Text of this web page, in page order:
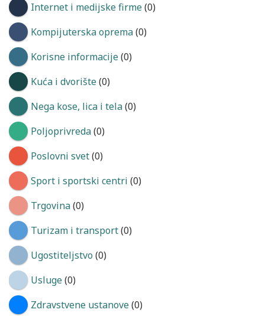
Internet i medijske firme(0)
Kompijuterska oprema(0)
Korisne informacije(0)
Kuća i dvorište(0)
Nega kose, lica i tela(0)
Poljoprivreda(0)
Poslovni svet(0)
Sport i sportski centri (0)
Trgovina(0)
Turizam i transport(0)
Ugostiteljstvo (0)
Usluge(0)
Zdravstvene ustanove(0)